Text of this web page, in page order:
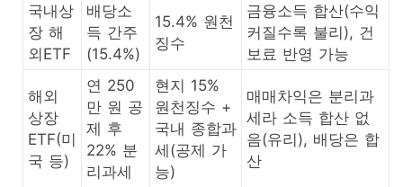
국내상
장 해
외ETF
배당소
득 간주
(15.4%)
15.4% 원천
징수
금융소득 합산(수익
커질수록 불리), 건
보료 반영 가능
해외
상장
ETF(미
국 등)
연 250
만 원 공
제 후
22% 분
리과세
현지 15%
원천징수 +
국내 종합과
세(공제 가
능)
매매차익은 분리과
세라 소득 합산 없
음(유리), 배당은 합
산